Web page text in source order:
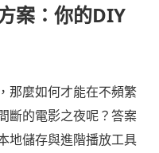
案：你的DIY
那麼如何才能在不頻繁
斷的電影之夜呢？答案
地儲存與進階播放工具